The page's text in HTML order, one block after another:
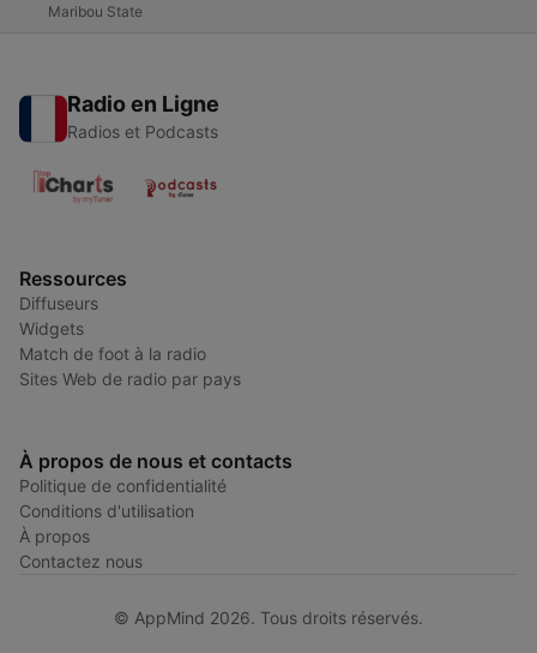
Maribou State
Radio en Ligne
Radios et Podcasts
Ressources
Diffuseurs
Widgets
Match de foot à la radio
Sites Web de radio par pays
À propos de nous et contacts
Politique de confidentialité
Conditions d'utilisation
À propos
Contactez nous
© AppMind 2026. Tous droits réservés.